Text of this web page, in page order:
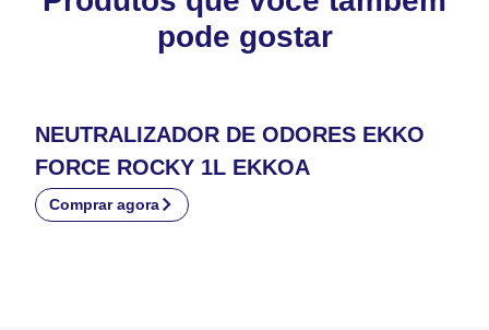
pode gostar
NEUTRALIZADOR DE ODORES EKKO
FORCE ROCKY 1L EKKOA
Comprar agora